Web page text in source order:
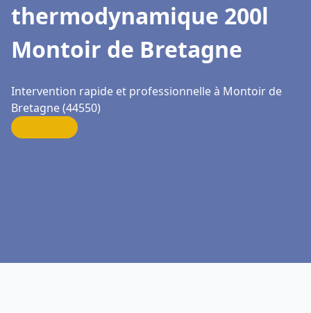
thermodynamique 200l
Montoir de Bretagne
Intervention rapide et professionnelle à Montoir de
Bretagne (44550)